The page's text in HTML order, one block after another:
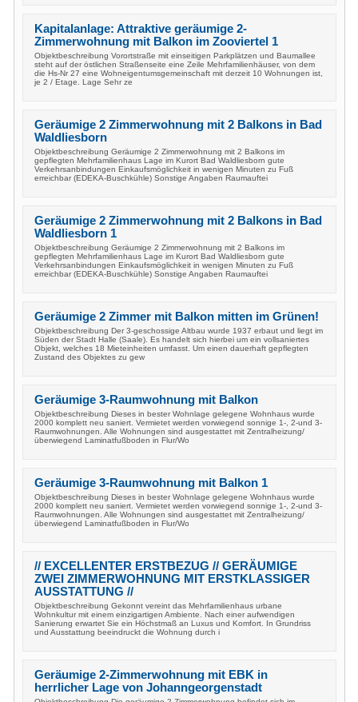
Kapitalanlage: Attraktive geräumige 2-
Zimmerwohnung mit Balkon im Zooviertel 1
Objektbeschreibung Vorortstraße mit einseitigen Parkplätzen und Baumallee
steht auf der östlichen Straßenseite eine Zeile Mehrfamilienhäuser, von dem
die Hs-Nr 27 eine Wohneigentumsgemeinschaft mit derzeit 10 Wohnungen ist,
je 2 / Etage. Lage Sehr ze
Geräumige 2 Zimmerwohnung mit 2 Balkons in Bad
Waldliesborn
Objektbeschreibung Geräumige 2 Zimmerwohnung mit 2 Balkons im
gepflegten Mehrfamilienhaus Lage im Kurort Bad Waldliesborn gute
Verkehrsanbindungen Einkaufsmöglichkeit in wenigen Minuten zu Fuß
erreichbar (EDEKA-Buschkühle) Sonstige Angaben Raumauftei
Geräumige 2 Zimmerwohnung mit 2 Balkons in Bad
Waldliesborn 1
Objektbeschreibung Geräumige 2 Zimmerwohnung mit 2 Balkons im
gepflegten Mehrfamilienhaus Lage im Kurort Bad Waldliesborn gute
Verkehrsanbindungen Einkaufsmöglichkeit in wenigen Minuten zu Fuß
erreichbar (EDEKA-Buschkühle) Sonstige Angaben Raumauftei
Geräumige 2 Zimmer mit Balkon mitten im Grünen!
Objektbeschreibung Der 3-geschossige Altbau wurde 1937 erbaut und liegt im
Süden der Stadt Halle (Saale). Es handelt sich hierbei um ein vollsaniertes
Objekt, welches 18 Mieteinheiten umfasst. Um einen dauerhaft gepflegten
Zustand des Objektes zu gew
Geräumige 3-Raumwohnung mit Balkon
Objektbeschreibung Dieses in bester Wohnlage gelegene Wohnhaus wurde
2000 komplett neu saniert. Vermietet werden vorwiegend sonnige 1-, 2-und 3-
Raumwohnungen. Alle Wohnungen sind ausgestattet mit Zentralheizung/
überwiegend Laminatfußboden in Flur/Wo
Geräumige 3-Raumwohnung mit Balkon 1
Objektbeschreibung Dieses in bester Wohnlage gelegene Wohnhaus wurde
2000 komplett neu saniert. Vermietet werden vorwiegend sonnige 1-, 2-und 3-
Raumwohnungen. Alle Wohnungen sind ausgestattet mit Zentralheizung/
überwiegend Laminatfußboden in Flur/Wo
// EXCELLENTER ERSTBEZUG // GERÄUMIGE
ZWEI ZIMMERWOHNUNG MIT ERSTKLASSIGER
AUSSTATTUNG //
Objektbeschreibung Gekonnt vereint das Mehrfamilienhaus urbane
Wohnkultur mit einem einzigartigen Ambiente. Nach einer aufwendigen
Sanierung erwartet Sie ein Höchstmaß an Luxus und Komfort. In Grundriss
und Ausstattung beeindruckt die Wohnung durch i
Geräumige 2-Zimmerwohnung mit EBK in
herrlicher Lage von Johanngeorgenstadt